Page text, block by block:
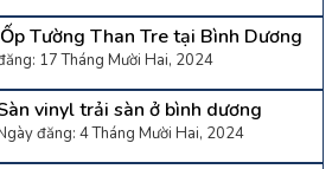
Tường Than Tre tại Bình Dương
17 Tháng Mười Hai, 2024
vinyl trải sàn ở bình dương
đăng: 4 Tháng Mười Hai, 2024